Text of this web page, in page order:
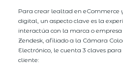
Para crear lealtad en eCommerce
digital, un aspecto clave es la
interactúa con la marca o
Zendesk, afiliado a la Cámara
Electrónico, le cuenta 3 claves
cliente: